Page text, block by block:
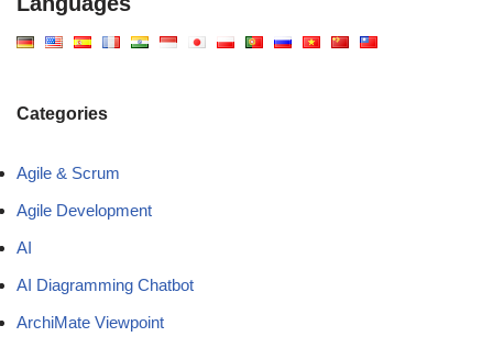
Categories
Agile & Scrum
Agile Development
AI
AI Diagramming Chatbot
ArchiMate Viewpoint